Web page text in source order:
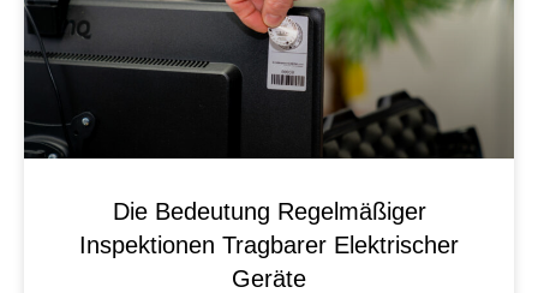
Die Bedeutung Regelmäßiger
Inspektionen Tragbarer Elektrischer
Geräte